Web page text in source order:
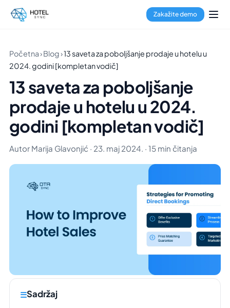
Zakažite demo
Početna›Blog›13 saveta za poboljšanje prodaje u hotelu u
2024. godini [kompletan vodič]
13 saveta za poboljšanje
prodaje u hotelu u 2024.
godini [kompletan vodič]
Autor Marija Glavonjić · 23. maj 2024. · 15 min čitanja
Sadržaj